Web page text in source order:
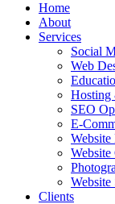
Home
About
Services
Social
Web
Hosting
SEO
E-
Website
Website
Website
Clients